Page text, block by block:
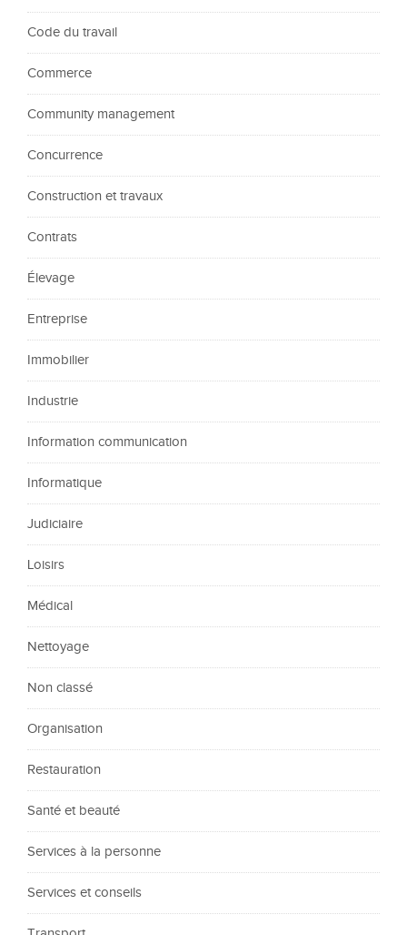
Code du travail
Commerce
Community management
Concurrence
Construction et travaux
Contrats
Élevage
Entreprise
Immobilier
Industrie
Information communication
Informatique
Judiciaire
Loisirs
Médical
Nettoyage
Non classé
Organisation
Restauration
Santé et beauté
Services à la personne
Services et conseils